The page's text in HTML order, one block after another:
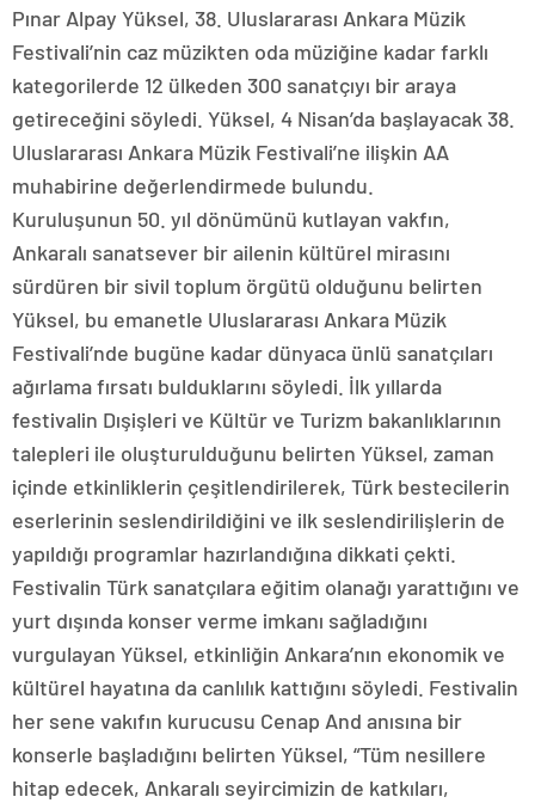
Pınar Alpay Yüksel, 38. Uluslararası Ankara Müzik
Festivali’nin caz müzikten oda müziğine kadar farklı
kategorilerde 12 ülkeden 300 sanatçıyı bir araya
getireceğini söyledi. Yüksel, 4 Nisan’da başlayacak 38.
Uluslararası Ankara Müzik Festivali’ne ilişkin AA
muhabirine değerlendirmede bulundu.
Kuruluşunun 50. yıl dönümünü kutlayan vakfın,
Ankaralı sanatsever bir ailenin kültürel mirasını
sürdüren bir sivil toplum örgütü olduğunu belirten
Yüksel, bu emanetle Uluslararası Ankara Müzik
Festivali’nde bugüne kadar dünyaca ünlü sanatçıları
ağırlama fırsatı bulduklarını söyledi. İlk yıllarda
festivalin Dışişleri ve Kültür ve Turizm bakanlıklarının
talepleri ile oluşturulduğunu belirten Yüksel, zaman
içinde etkinliklerin çeşitlendirilerek, Türk bestecilerin
eserlerinin seslendirildiğini ve ilk seslendirilişlerin de
yapıldığı programlar hazırlandığına dikkati çekti.
Festivalin Türk sanatçılara eğitim olanağı yarattığını ve
yurt dışında konser verme imkanı sağladığını
vurgulayan Yüksel, etkinliğin Ankara’nın ekonomik ve
kültürel hayatına da canlılık kattığını söyledi. Festivalin
her sene vakıfın kurucusu Cenap And anısına bir
konserle başladığını belirten Yüksel, “Tüm nesillere
hitap edecek, Ankaralı seyircimizin de katkıları,